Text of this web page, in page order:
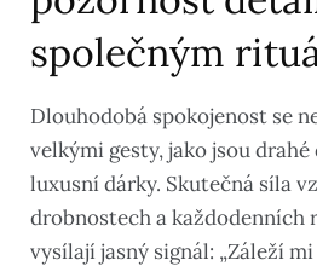
společným
Dlouhodobá spokojenost se
velkými gesty, jako jsou
luxusní dárky. Skutečná síla
drobnostech a každodenních
vysílají jasný signál: „Záleží